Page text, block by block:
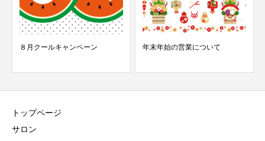
８月クールキャンペーン 年末年始の営業について
トップページ
サロン